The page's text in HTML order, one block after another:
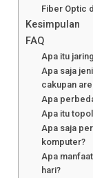
Fiber Optic
Kesimpulan
FAQ
Apa itu
Apa saja
cakupan
Apa
Apa itu
Apa saja
komputer?
Apa
hari?